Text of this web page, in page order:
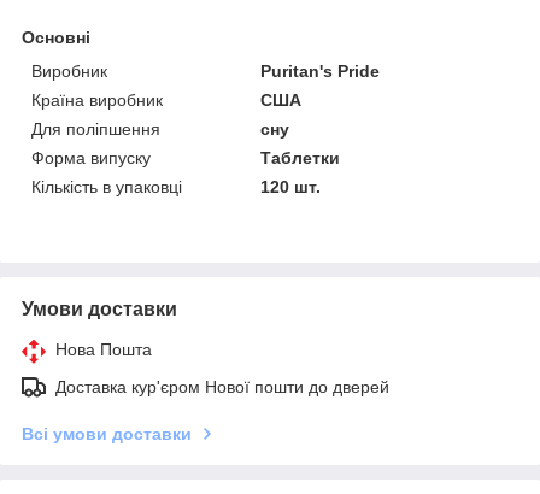
Основні
Виробник
Puritan's Pride
Країна виробник
США
Для поліпшення
сну
Форма випуску
Таблетки
Кількість в упаковці
120 шт.
Умови доставки
Нова Пошта
Доставка кур'єром Нової пошти до дверей
Всі умови доставки